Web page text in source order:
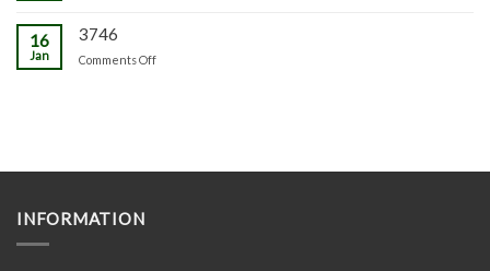
16
Jan
3746
Comments Offon
INFORMATION